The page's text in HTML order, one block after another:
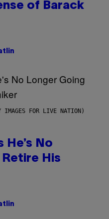
of Barack
IMAGES FOR LIVE NATION)
He’s No
Retire His